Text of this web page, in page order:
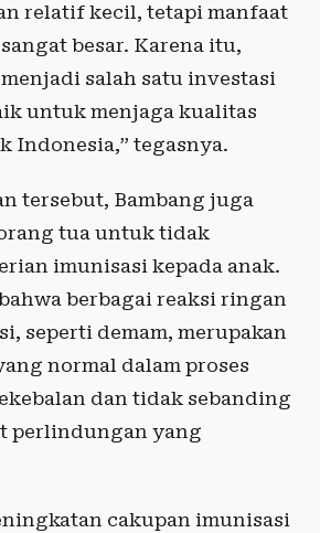
relatif kecil, tetapi manfaat
besar. Karena itu,
salah satu investasi
untuk menjaga kualitas
Indonesia,” tegasnya.
tersebut, Bambang juga
tua untuk tidak
imunisasi kepada anak.
berbagai reaksi ringan
seperti demam, merupakan
normal dalam proses
dan tidak sebanding
perlindungan yang
cakupan imunisasi